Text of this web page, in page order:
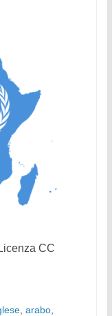
CC
, arabo,